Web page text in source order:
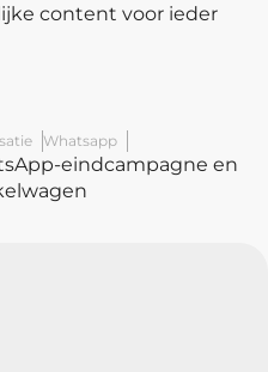
content voor ieder
Whatsapp
eindcampagne en